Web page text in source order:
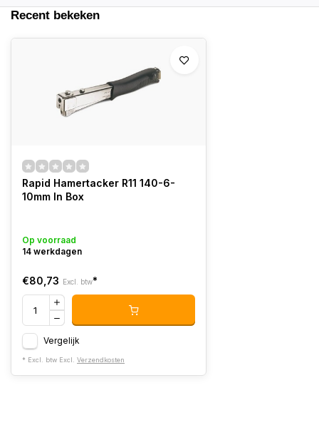
Recent bekeken
Rapid Hamertacker R11 140-6-
10mm In Box
Op voorraad
14 werkdagen
€80,73 Excl. btw*
Vergelijk
* Excl. btw Excl. Verzendkosten